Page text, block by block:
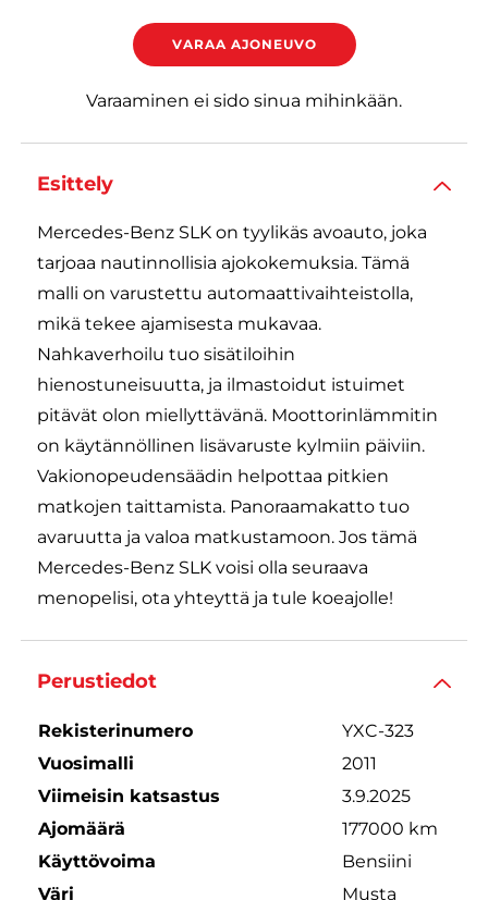
VARAA AJONEUVO
Varaaminen ei sido sinua mihinkään.
Esittely
Mercedes-Benz SLK on tyylikäs avoauto, joka
tarjoaa nautinnollisia ajokokemuksia. Tämä
malli on varustettu automaattivaihteistolla,
mikä tekee ajamisesta mukavaa.
Nahkaverhoilu tuo sisätiloihin
hienostuneisuutta, ja ilmastoidut istuimet
pitävät olon miellyttävänä. Moottorinlämmitin
on käytännöllinen lisävaruste kylmiin päiviin.
Vakionopeudensäädin helpottaa pitkien
matkojen taittamista. Panoraamakatto tuo
avaruutta ja valoa matkustamoon. Jos tämä
Mercedes-Benz SLK voisi olla seuraava
menopelisi, ota yhteyttä ja tule koeajolle!
Perustiedot
Rekisterinumero
YXC-323
Vuosimalli
2011
Viimeisin katsastus
3.9.2025
Ajomäärä
177000 km
Käyttövoima
Bensiini
Väri
Musta